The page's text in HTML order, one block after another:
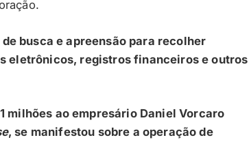
busca e apreensão para recolher
eletrônicos, registros financeiros e outros
milhões ao empresário Daniel Vorcaro
, se manifestou sobre a operação de